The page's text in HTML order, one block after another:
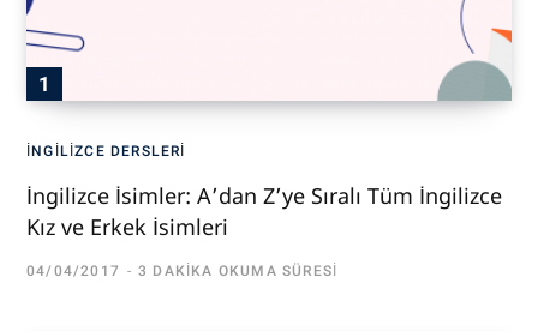
İNGILIZCE DERSLERI
İngilizce İsimler: A’dan Z’ye Sıralı Tüm İngilizce
Kız ve Erkek İsimleri
04/04/2017 3 DAKIKA OKUMA SÜRESI